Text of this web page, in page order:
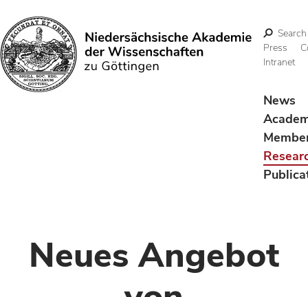
Search
Search
Press
Intranet
News
Neues Angebot